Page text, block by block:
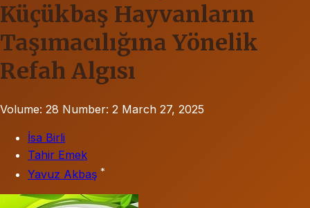
Küçükbaş Hayvanların
Taşımacılığına Yönelik
Refah Algısı
Volume: 28 Number: 2 March 27, 2025
İsa Birli
Tahir Emek
Yavuz Akbaş *